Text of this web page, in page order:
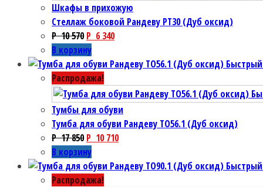
Шкафы в прихожую
Стеллаж боковой Рандеву PT30 (Дуб оксид)
P10 570 P 6 340
В корзину
Распродажа!
Тумбы для обуви
Тумба для обуви Рандеву TO56.1 (Дуб оксид)
P17 850 P 10 710
В корзину
Распродажа!